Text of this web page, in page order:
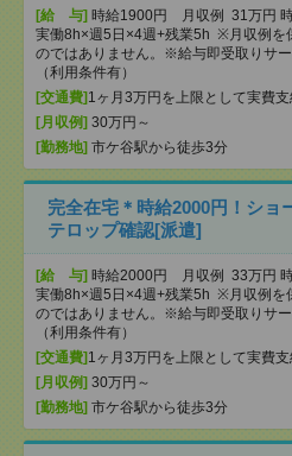
[給 与] 時給1900円 月収例 31万円
実働8h×週5日×4週+残業5h ※月収例を
のではありません。※給与即受取りサ
（利用条件有）
[交通費] 1ヶ月3万円を上限として実費支
[月収例] 30万円～
[勤務地] 市ケ谷駅から徒歩3分
完全在宅＊時給2000円！ショ
テロップ確認[派遣]
[給 与] 時給2000円 月収例 33万円
実働8h×週5日×4週+残業5h ※月収例を
のではありません。※給与即受取りサ
（利用条件有）
[交通費] 1ヶ月3万円を上限として実費支
[月収例] 30万円～
[勤務地] 市ケ谷駅から徒歩3分